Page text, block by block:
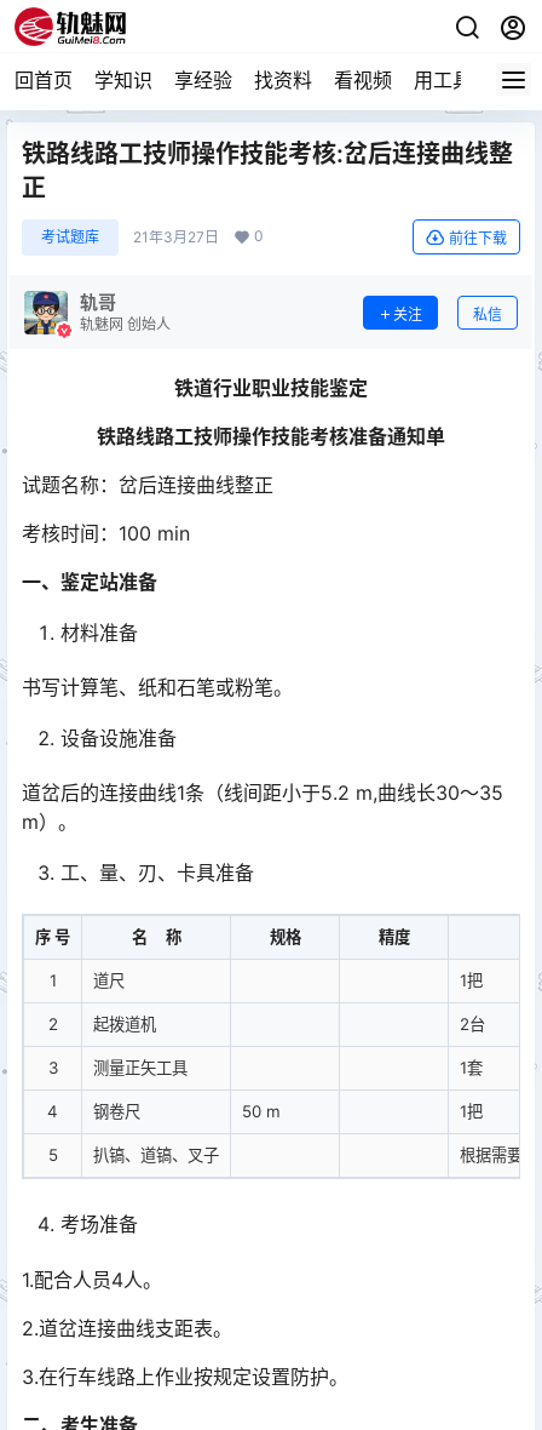
回首页 学知识 享经验 找资料 看视频 用工具 论技
铁路线路工技师操作技能考核:岔后连接曲线整
正
考试题库 21年3月27日 0 前往下载
轨哥
轨魅网 创始人
关注 私信
铁道行业职业技能鉴定
铁路线路工技师操作技能考核准备通知单
试题名称：岔后连接曲线整正
考核时间：100 min
一、鉴定站准备
材料准备
书写计算笔、纸和石笔或粉笔。
设备设施准备
道岔后的连接曲线1条（线间距小于5.2 m,曲线长30～35
m）。
工、量、刃、卡具准备
序 号 名 称 规格 精度
1 道尺 1把
2 起拨道机 2台
3 测量正矢工具 1套
4 钢卷尺 50 m 1把
5 扒镐、道镐、叉子 根据需要
考场准备
1.配合人员4人。
2.道岔连接曲线支距表。
3.在行车线路上作业按规定设置防护。
二、考生准备